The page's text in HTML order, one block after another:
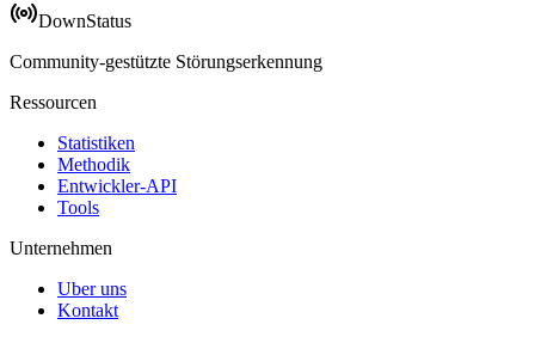
DownStatus
Community-gestützte Störungserkennung
Ressourcen
Statistiken
Methodik
Entwickler-API
Tools
Unternehmen
Uber uns
Kontakt